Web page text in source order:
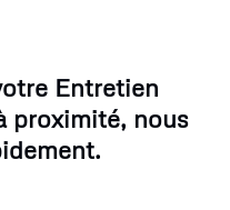
Entretien
proximité, nous